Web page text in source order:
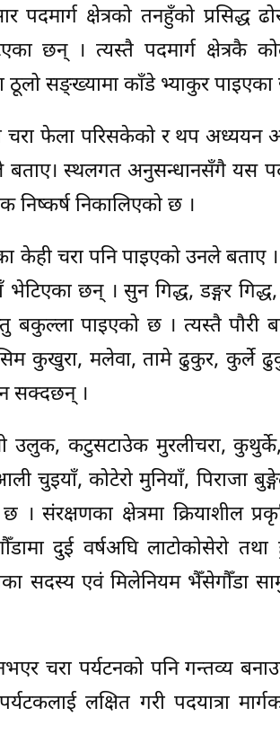
क्षेत्रको तनहुँको प्रसिद्ध
छन् । त्यस्तै पदमार्ग क्षेत्रकै
ठूलो सङ्ख्यामा काँडे भ्याकुर
चरा फेला परिसकेको र थप अध्ययन
स्थलगत अनुसन्धानसँगै यस
निष्कर्ष निकालिएको छ ।
केही चरा पनि पाइएको उनले बताए
भेटिएका छन् । सुन गिद्ध, डङ्गर
बकुल्ला पाइएको छ । त्यस्तै पौरी
कुखुरा, मलेवा, तामे ढुकुर, कुर्ले
सक्दछन् ।
उलुक, कटुसटाउेक मुरलीचरा,
चुइयाँ, कोटेरो मुनियाँ, पिराजा
संरक्षणका क्षेत्रमा क्रियाशील
दुई वर्षअघि लाटोकोसेरो
सदस्य एवं मिलेनियम भैँसेगौँडा
चरा पर्यटनको पनि गन्तव्य
लक्षित गरी पदयात्रा